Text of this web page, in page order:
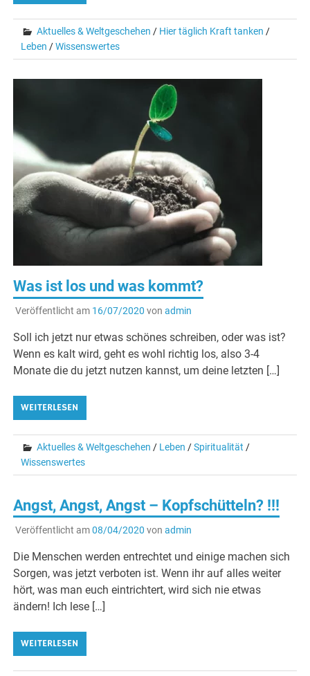
Aktuelles & Weltgeschehen / Hier täglich Kraft tanken /
Leben /Wissenswertes
Was ist los und was kommt?
Veröffentlicht am 16/07/2020 von admin
Soll ich jetzt nur etwas schönes schreiben, oder was ist?
Wenn es kalt wird, geht es wohl richtig los, also 3-4
Monate die du jetzt nutzen kannst, um deine letzten […]
WEITERLESEN
Aktuelles & Weltgeschehen / Leben /Spiritualität /
Wissenswertes
Angst, Angst, Angst – Kopfschütteln? !!!
Veröffentlicht am08/04/2020 von admin
Die Menschen werden entrechtet und einige machen sich
Sorgen, was jetzt verboten ist. Wenn ihr auf alles weiter
hört, was man euch eintrichtert, wird sich nie etwas
ändern! Ich lese […]
WEITERLESEN